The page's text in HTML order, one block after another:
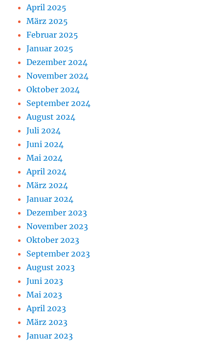
April 2025
März 2025
Februar 2025
Januar 2025
Dezember 2024
November 2024
Oktober 2024
September 2024
August 2024
Juli 2024
Juni 2024
Mai 2024
April 2024
März 2024
Januar 2024
Dezember 2023
November 2023
Oktober 2023
September 2023
August 2023
Juni 2023
Mai 2023
April 2023
März 2023
Januar 2023